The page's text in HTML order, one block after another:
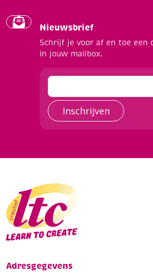
Nieuwsbrief
Schrijf je voor af en toe een
in jouw mailbox.
Inschrijven
Adresgegevens